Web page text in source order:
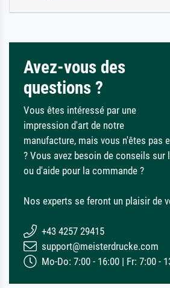
Avez-vous des
questions ?
Vous êtes intéressé par une
impression d'art de notre
manufacture, mais vous n'êtes pas
? Vous avez besoin de conseils sur
ou d'aide pour la commande ?
Nos experts se feront un plaisir de
+43 4257 29415
support@meisterdrucke.com
Mo-Do: 7:00 - 16:00 | Fr: 7:00 -